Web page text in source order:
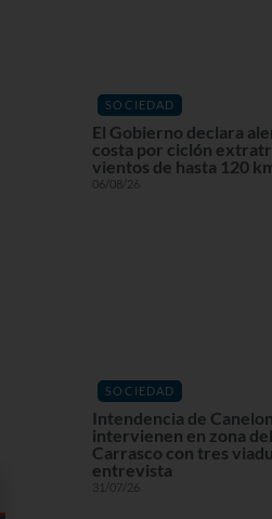
SOCIEDAD
El Gobierno declara
costa por ciclón
vientos de hasta 120
06/08/26
SOCIEDAD
Intendencia de
intervienen en zona
Carrasco con tres
entrevista
31/07/26